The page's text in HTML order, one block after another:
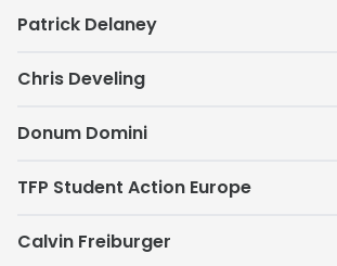
Patrick Delaney
Chris Develing
Donum Domini
TFP Student Action Europe
Calvin Freiburger